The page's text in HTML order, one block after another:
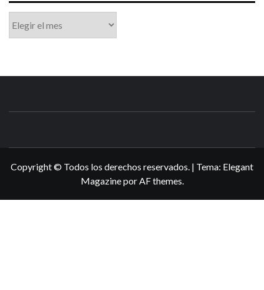
Copyright © Todos los derechos reservados. | Tema: Elegant
MagazineporAF themes.